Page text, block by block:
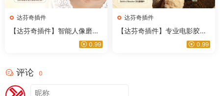
达芬奇插件
【达芬奇插件】智能人像磨皮
祛斑美颜皮肤光泽美白修饰插
件 Digital Bigmo – Skinworks
0.99
达芬奇插件
【达芬奇插件】专业电影胶片
风格色彩模拟达芬奇调色插件
RapidGrade v1.6.6 Win汉化
0.99
评论 0